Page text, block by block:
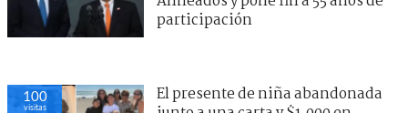
participación
100
visitas
El presente de niña abandonada